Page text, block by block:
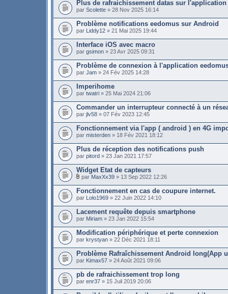
Plus de rafraichissement datas sur
par Scolette » 28 Nov 2025 16:14
Problème notifications eedomus sur Android
par Liddy12 » 21 Mai 2025 19:44
Interface iOS avec macro
par gsimon » 23 Avr 2025 09:31
Problème de connexion à l'application
par Jam » 24 Fév 2025 14:28
Imperihome
par twatri » 25 Mai 2024 21:06
Commander un interrupteur connecté à un
par jlv58 » 07 Fév 2023 12:45
Fonctionnement via l'app ( android ) en 4G
par misterden » 18 Fév 2021 18:12
Plus de réception des notifications push
par pitord » 23 Jan 2021 17:57
Widget Etat de capteurs
par MaxXx39 » 13 Sep 2022 12:26
Fonctionnement en cas de coupure internet.
par Lolo1969 » 22 Juin 2022 14:10
Lacement requête depuis smartphone
par Miriam » 23 Jan 2022 15:54
Modification périphérique et perte connexion
par krystyan » 22 Déc 2021 18:11
Problème Rafraîchissement Android long(App
par Kimax57 » 24 Août 2021 09:06
pb de rafraichissement trop long
par enr37 » 15 Juil 2019 20:06